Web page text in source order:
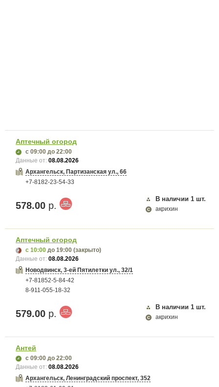
Аптечный огород
с 09:00 до 22:00
Данные от:08.08.2026
Архангельск, Партизанская ул., 66
+7-8182-23-54-33
578.00 р.
В наличии 1 шт.
акрихин
Аптечный огород
с 10:00 до 19:00 (закрыто)
Данные от:08.08.2026
Новодвинск, 3-ей Пятилетки ул., 32/1
+7-81852-5-84-42
8-911-055-18-32
579.00 р.
В наличии 1 шт.
акрихин
Антей
с 09:00 до 22:00
Данные от:08.08.2026
Архангельск, Ленинградский проспект, 352